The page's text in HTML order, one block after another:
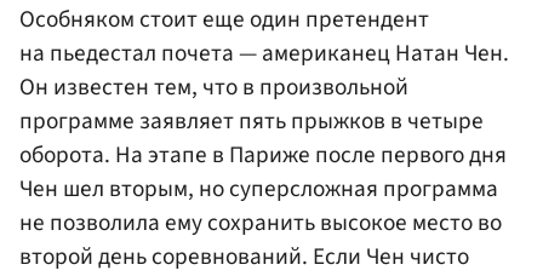
Особняком стоит еще один претендент
на пьедестал почета — американец Натан Чен.
Он известен тем, что в произвольной
программе заявляет пять прыжков в четыре
оборота. На этапе в Париже после первого дня
Чен шел вторым, но суперсложная программа
не позволила ему сохранить высокое место во
второй день соревнований. Если Чен чисто